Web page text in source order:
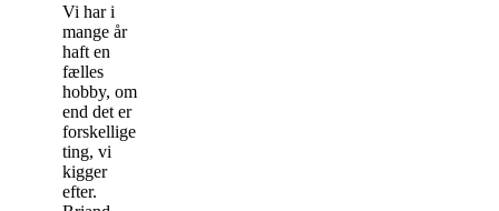
Vi har i
mange år
haft en
fælles
hobby, om
end det er
forskellige
ting, vi
kigger
efter.